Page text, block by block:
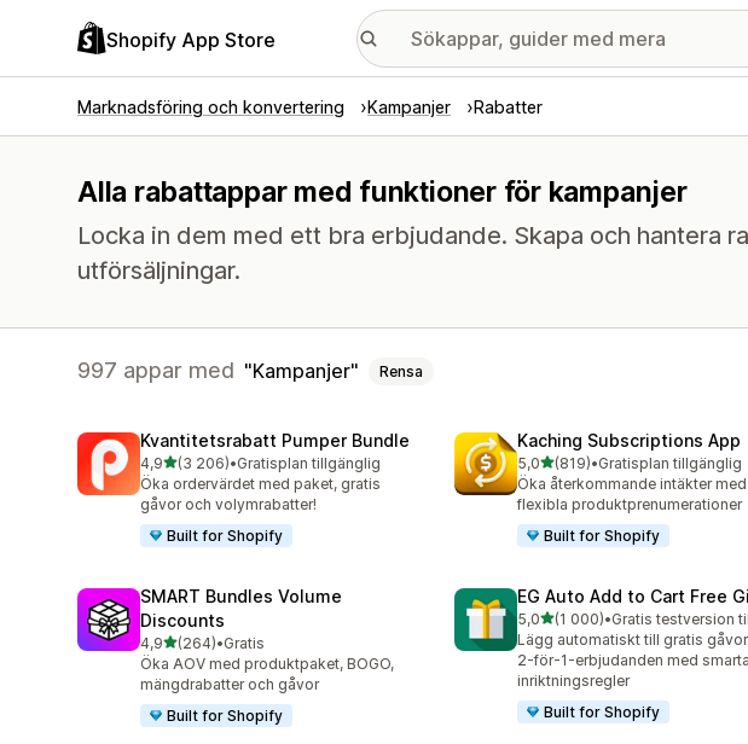
Shopify App Store
Marknadsföring och konvertering Kampanjer Rabatter
Alla rabattappar med funktioner för kampanjer
Locka in dem med ett bra erbjudande. Skapa och hantera
utförsäljningar.
997 appar med Kampanjer Rensa
Kvantitetsrabatt Pumper Bundle
4,9av 5 stjärnor
(3 206)
3206 recensioner totalt
•Gratisplan tillgänglig
Öka ordervärdet med paket, gratis
gåvor och volymrabatter!
Built for Shopify
Kaching Subscriptions App
5,0av 5 stjärnor
(819)
819 recensioner totalt
•Gratisplan tillgänglig
Öka återkommande intäkter med
flexibla produktprenumerationer
Built for Shopify
SMART Bundles Volume
Discounts
4,9av 5 stjärnor
(264)
264 recensioner totalt
•Gratis
Öka AOV med produktpaket, BOGO,
mängdrabatter och gåvor
Built for Shopify
EG Auto Add to Cart Free
5,0av 5 stjärnor
(1 000)
1000 recensioner totalt
•
Lägg automatiskt till gratis
2-för-1-erbjudanden med smarta
inriktningsregler
Built for Shopify